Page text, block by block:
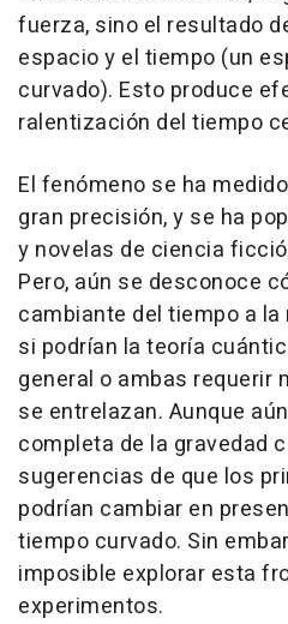
fuerza, sino el resultado
espacio y el tiempo (un
curvado). Esto produce
ralentización del tiempo
El fenómeno se ha
gran precisión, y se ha
y novelas de ciencia
Pero, aún se desconoce
cambiante del tiempo a
si podrían la teoría
general o ambas requerir
se entrelazan. Aunque
completa de la gravedad
sugerencias de que los
podrían cambiar en
tiempo curvado. Sin
imposible explorar esta
experimentos.